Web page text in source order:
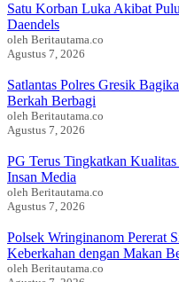
Satu Korban Luka Akibat
Daendels
oleh Beritautama.co
Agustus 7, 2026
Satlantas Polres Gresik
Berkah Berbagi
oleh Beritautama.co
Agustus 7, 2026
PG Terus Tingkatkan
Insan Media
oleh Beritautama.co
Agustus 7, 2026
Polsek Wringinanom Pererat
Keberkahan dengan Makan
oleh Beritautama.co